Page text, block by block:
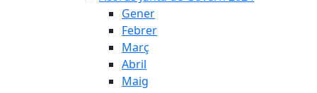
Gener
Febrer
Març
Abril
Maig